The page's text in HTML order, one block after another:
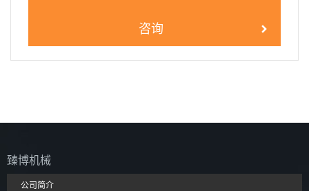
咨询
臻博机械
公司简介